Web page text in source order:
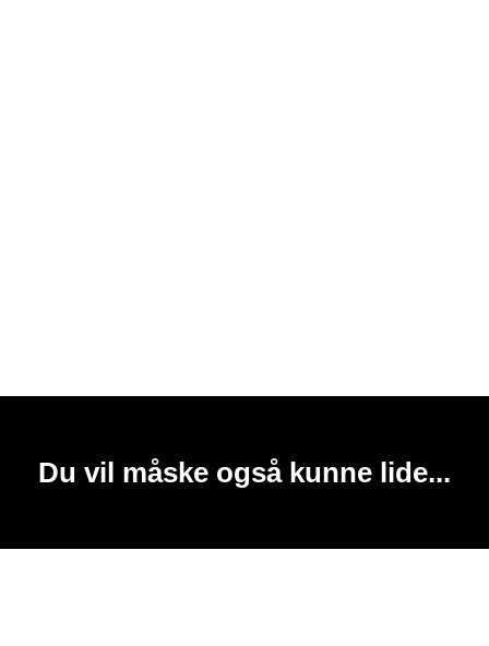
Du vil måske også kunne lide...